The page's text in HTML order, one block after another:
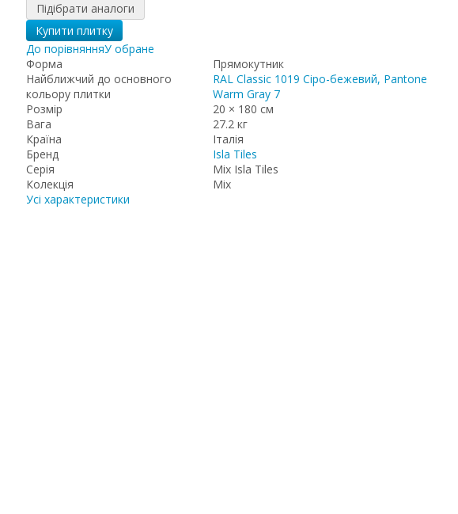
Підібрати аналоги
Купити плитку
До порівнянняУ обране
Форма
Прямокутник
Найближчий до основного
кольору плитки
RAL Classic 1019 Сіро-бежевий, Pantone
Warm Gray 7
Розмір
20 × 180 см
Вага
27.2 кг
Країна
Італія
Бренд
Isla Tiles
Серія
Mix Isla Tiles
Колекція
Mix
Усі характеристики